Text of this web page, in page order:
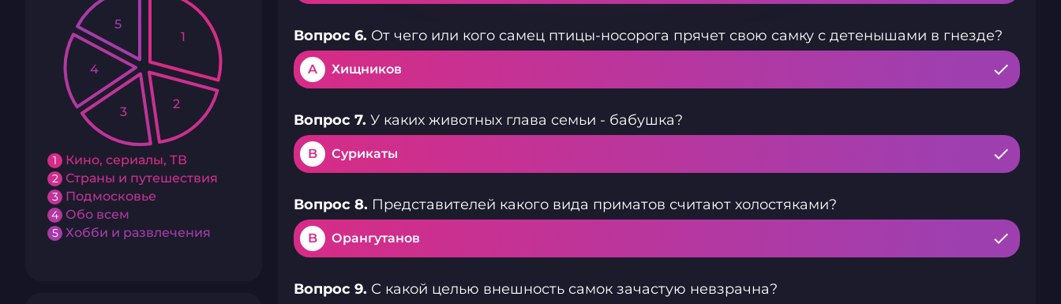
1 Кино, сериалы, ТВ
2 Страны и путешествия
3 Подмосковье
4 Обо всем
5 Хобби и развлечения
1
2
3
4
5
Вопрос 6. От чего или кого самец птицы-носорога прячет свою самку с детенышами в гнезде?
A Хищников
Вопрос 7. У каких животных глава семьи - бабушка?
B Сурикаты
Вопрос 8. Представителей какого вида приматов считают холостяками?
B Орангутанов
Вопрос 9. С какой целью внешность самок зачастую невзрачна?